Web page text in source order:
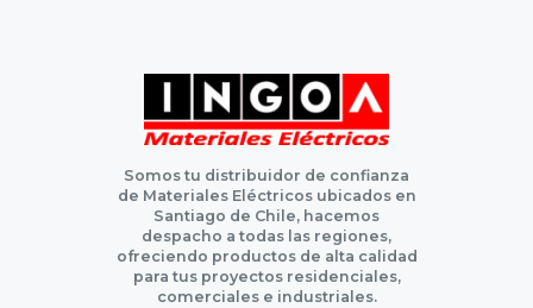
Somos tu distribuidor de confianza
de Materiales Eléctricos ubicados en
Santiago de Chile, hacemos
despacho a todas las regiones,
ofreciendo productos de alta calidad
para tus proyectos residenciales,
comerciales e industriales.